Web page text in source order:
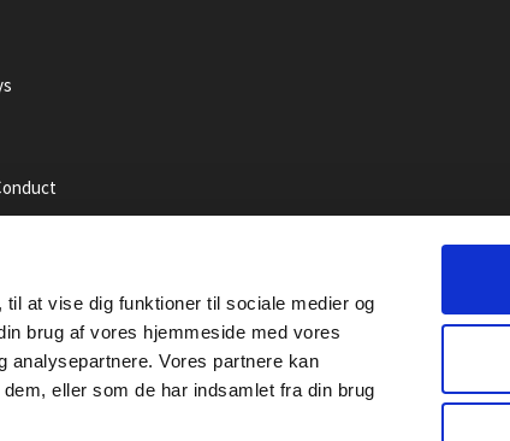
at vise dig funktioner til sociale medier og
brug af vores hjemmeside med vores
analysepartnere. Vores partnere kan
eller som de har indsamlet fra din brug